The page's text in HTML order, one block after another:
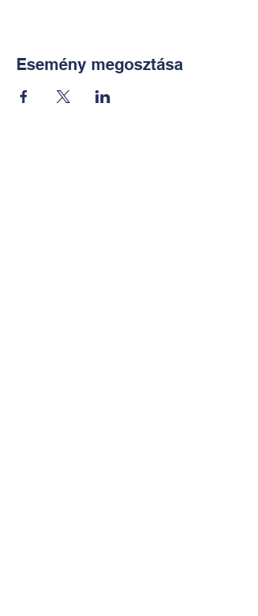
Esemény megosztása